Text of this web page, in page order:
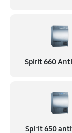
Spirit 660
Spirit 650